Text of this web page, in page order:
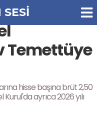
SESİ
Temettüye
hisse başına brüt 2,50
ayrıca 2026 yılı